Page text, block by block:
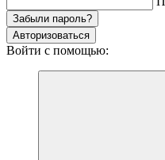
Забыли пароль?
Авторизоваться
Войти с помощью: